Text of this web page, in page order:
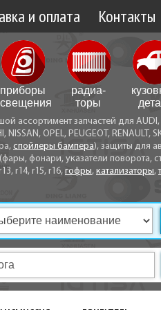
и оплата
по Минску
по Беларуси
оплаты
Контакты
Вакансии
приборы
радиа­
торы
ассортимент запчастей для AUDI,
OPEL, PEUGEOT, RENAULT,
спойлеры бампера), защиты для
фонари, указатели поворота,
r14, r15, r16, гофры, катализаторы,